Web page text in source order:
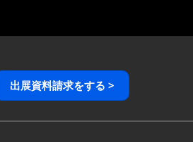
出展資料請求をする >